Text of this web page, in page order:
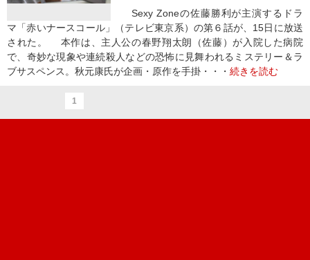
Sexy Zoneの佐藤勝利が主演するドラ
マ「赤いナースコール」（テレビ東京系）の第６話が、15日に放送
された。 本作は、主人公の春野翔太朗（佐藤）が入院した病院
で、奇妙な現象や連続殺人などの恐怖に見舞われるミステリー＆ラ
ブサスペンス。秋元康氏が企画・原作を手掛・・・ 続きを読む
1